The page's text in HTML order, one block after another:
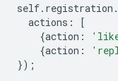
self. registration .
actions :
[
{action :
{action :
});